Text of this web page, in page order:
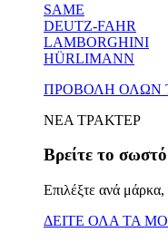
SAME
DEUTZ-FAHR
LAMBORGHINI
HÜRLIMANN
ΠΡΟΒΟΛΗ ΟΛΩΝ
ΝΕΑ ΤΡΑΚΤΕΡ
Βρείτε το
Επιλέξτε ανά μάρκα,
ΔΕΙΤΕ ΟΛΑ ΤΑ